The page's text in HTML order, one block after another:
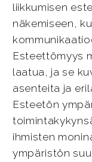
liikkumisen
näkemiseen,
Esteettömyys
laatua, ja se
asenteita ja
Esteetön
ihmisten
ympäristön